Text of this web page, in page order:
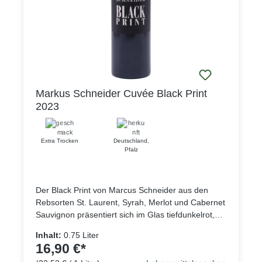
Markus Schneider Cuvée Black Print
2023
Extra Trocken Deutschland
Pfalz
Der Black Print von Marcus Schneider aus den
Rebsorten St. Laurent, Syrah, Merlot und Cabernet
Sauvignon präsentiert sich im Glas tiefdunkelrot,
in der Nase zeigt der Wein reife und konzentrierte
Fruchtaromen dunkler Beeren, die vollmundig und
Inhalt: 0.75 Liter
16,90 €*